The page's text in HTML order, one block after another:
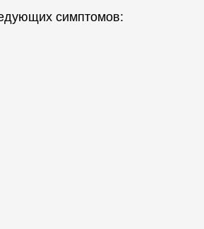
симптомов: